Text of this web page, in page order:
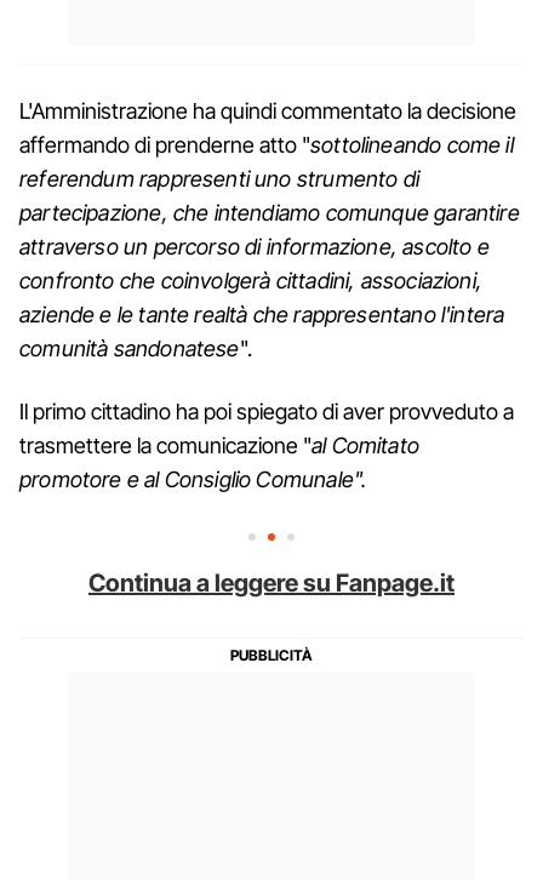
L'Amministrazione ha quindi commentato la decisione
affermando di prenderne atto "sottolineando come il
referendum rappresenti uno strumento di
partecipazione, che intendiamo comunque garantire
attraverso un percorso di informazione, ascolto e
confronto che coinvolgerà cittadini, associazioni,
aziende e le tante realtà che rappresentano l'intera
comunità sandonatese".
Il primo cittadino ha poi spiegato di aver provveduto a
trasmettere la comunicazione "al Comitato
promotore e al Consiglio Comunale".
Continua a leggere su Fanpage.it